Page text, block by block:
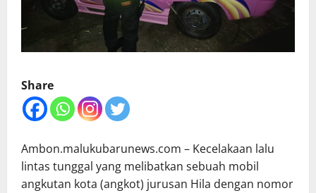
Share
Ambon.malukubarunews.com – Kecelakaan lalu
lintas tunggal yang melibatkan sebuah mobil
angkutan kota (angkot) jurusan Hila dengan nomor